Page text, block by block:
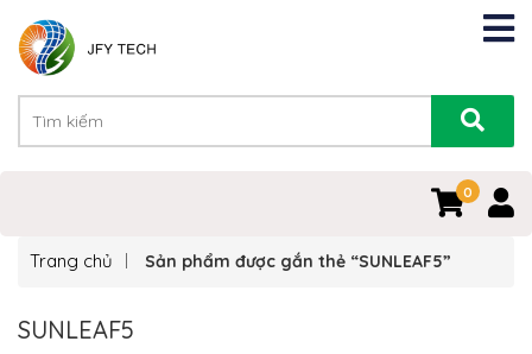
0
Trang chủ Sản phẩm được gắn thẻ “SUNLEAF5”
SUNLEAF5